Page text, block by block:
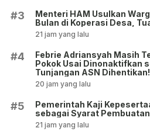
#3
Menteri HAM Usulkan
Bulan di Koperasi Desa,
21 jam yang lalu
#4
Febrie Adriansyah Masih
Pokok Usai Dinonaktifkan
Tunjangan ASN Dihentikan!
20 jam yang lalu
#5
Pemerintah Kaji
sebagai Syarat
21 jam yang lalu